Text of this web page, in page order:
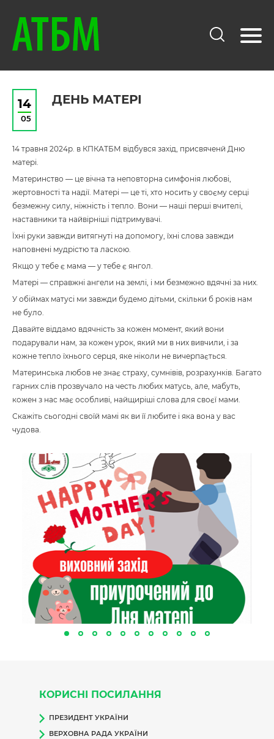
14
05
ДЕНЬ МАТЕРІ
14 травня 2024р. в КПКАТБМ відбувся захід, присвяченй Дню
матері.
Материнство — це вічна та неповторна симфонія любові,
жертовності та надії. Матері — це ті, хто носить у своєму серці
безмежну силу, ніжність і тепло. Вони — наші перші вчителі,
наставники та найвірніші підтримувачі.
Їхні руки завжди витягнуті на допомогу, їхні слова завжди
наповнені мудрістю та ласкою.
Якщо у тебе є мама — у тебе є янгол.
Матері — справжні ангели на землі, і ми безмежно вдячні за них.
У обіймах матусі ми завжди будемо дітьми, скільки б років нам
не було.
Давайте віддамо вдячність за кожен момент, який вони
подарували нам, за кожен урок, який ми в них вивчили, і за
кожне тепло їхнього серця, яке ніколи не вичерпається.
Материнська любов не знає страху, сумнівів, розрахунків. Багато
гарних слів прозвучало на честь любих матусь, але, мабуть,
кожен з нас має особливі, найщиріші слова для своєї мами.
Скажіть сьогодні своїй мамі як ви її любите і яка вона у вас
чудова.
КОРИСНІ ПОСИЛАННЯ
ПРЕЗИДЕНТ УКРАЇНИ
ВЕРХОВНА РАДА УКРАЇНИ